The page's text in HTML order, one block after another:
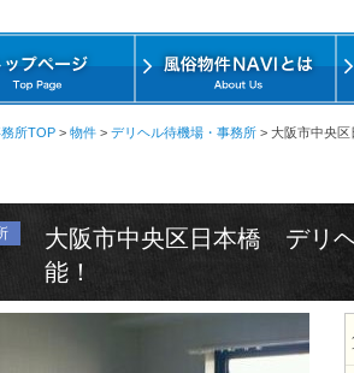
所TOP > 物件 > デリヘル待機場・事務所 > 大阪市中央
大阪市中央区日本橋 デリ
能！